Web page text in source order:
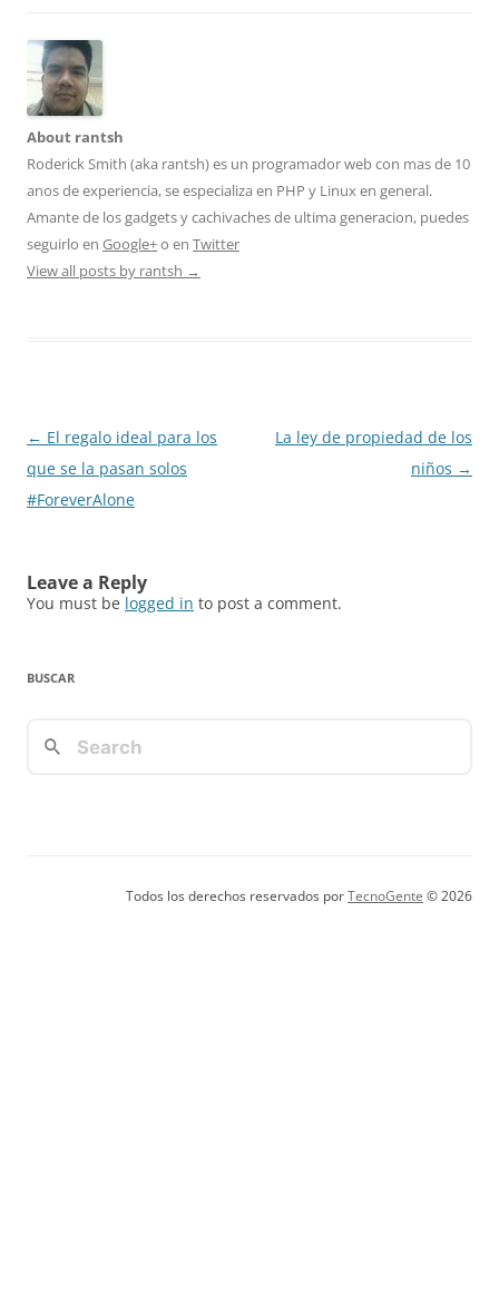
About rantsh
Roderick Smith (aka rantsh) es un programador web con mas de 10
anos de experiencia, se especializa en PHP y Linux en general.
Amante de los gadgets y cachivaches de ultima generacion, puedes
seguirlo en Google+o en Twitter
View all posts by rantsh →
Post
navigation
← El regalo ideal para los
que se la pasan solos
#ForeverAlone
La ley de propiedad de los
niños →
Leave a Reply
You must be logged in to post a comment.
BUSCAR
Todos los derechos reservados porTecnoGente © 2026